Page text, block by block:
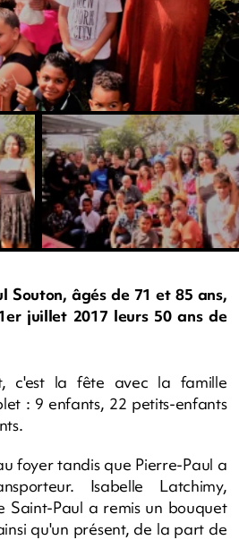
Souton, âgés de 71 et 85 ans,
juillet 2017 leurs 50 ans de
c'est la fête avec la famille
: 9 enfants, 22 petits-enfants
foyer tandis que Pierre-Paul a
Isabelle Latchimy,
Saint-Paul a remis un bouquet
qu'un présent, de la part de